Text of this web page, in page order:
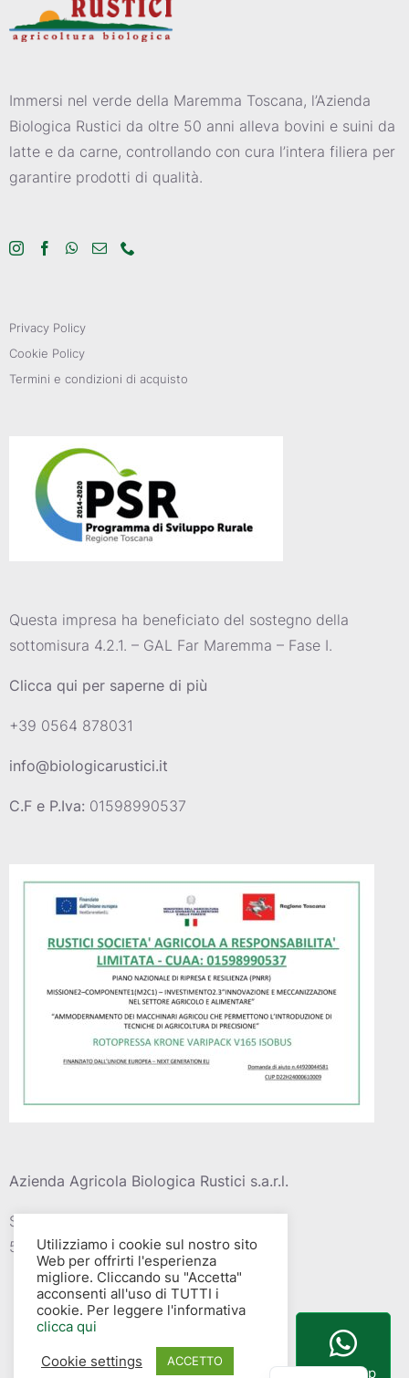
Immersi nel verde della Maremma Toscana, l’Azienda
Biologica Rustici da oltre 50 anni alleva bovini e suini da
latte e da carne, controllando con cura l’intera filiera per
garantire prodotti di qualità.
Privacy Policy
Cookie Policy
Termini e condizioni di acquisto
Questa impresa ha beneficiato del sostegno della
sottomisura 4.2.1. – GAL Far Maremma – Fase I.
Clicca qui per saperne di più
+39 0564 878031
info@biologicarustici.it
C.F e P.Iva: 01598990537
Azienda Agricola Biologica Rustici s.a.r.l.
Strada vic. Della barca del grazi, 4
58015 – Albinia (GR)
Utilizziamo i cookie sul nostro sito
Web per offrirti l'esperienza
migliore. Cliccando su "Accetta"
acconsenti all'uso di TUTTI i
cookie. Per leggere l'informativa
clicca qui
Cookie settings
ACCETTO
WhatsApp
English